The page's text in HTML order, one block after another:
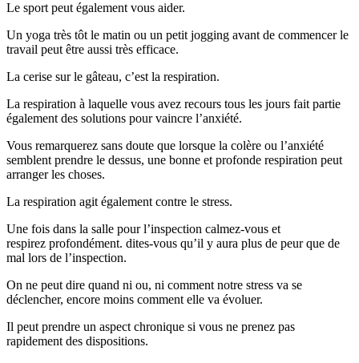
Le sport peut également vous aider.
Un yoga très tôt le matin ou un petit jogging avant de commencer le
travail peut être aussi très efficace.
La cerise sur le gâteau, c’est la respiration.
La respiration à laquelle vous avez recours tous les jours fait partie
également des solutions pour vaincre l’anxiété.
Vous remarquerez sans doute que lorsque la colère ou l’anxiété
semblent prendre le dessus, une bonne et profonde respiration peut
arranger les choses.
La respiration agit également contre le stress.
Une fois dans la salle pour l’inspection calmez-vous et
respirez profondément. dites-vous qu’il y aura plus de peur que de
mal lors de l’inspection.
On ne peut dire quand ni ou, ni comment notre stress va se
déclencher, encore moins comment elle va évoluer.
Il peut prendre un aspect chronique si vous ne prenez pas
rapidement des dispositions.